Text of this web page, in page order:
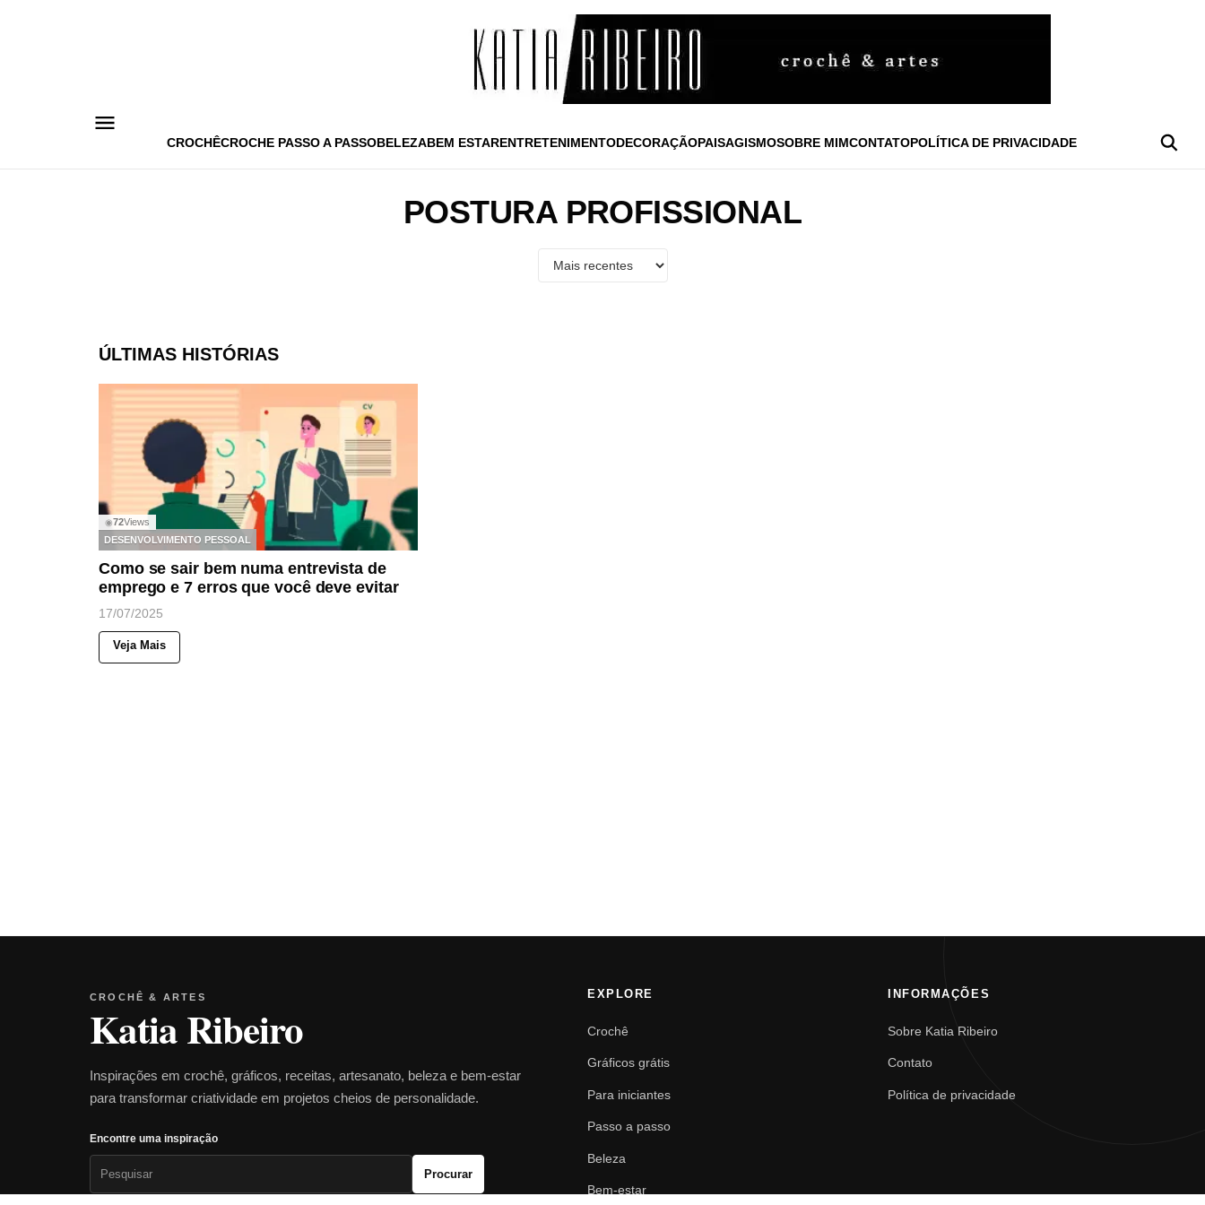
CROCHÊCROCHE PASSO A PASSOBELEZABEM ESTARENTRETENIMENTODECORAÇÃOPAISAGISMOSOBRE MIMCONTATOPOLÍTICA DE PRIVACIDADE
POSTURA PROFISSIONAL
ÚLTIMAS HISTÓRIAS
◉72Views
DESENVOLVIMENTO PESSOAL
Como se sair bem numa entrevista de
emprego e 7 erros que você deve evitar
17/07/2025
Veja Mais
CROCHÊ & ARTES
Katia Ribeiro
Inspirações em crochê, gráficos, receitas, artesanato, beleza e bem-estar
para transformar criatividade em projetos cheios de personalidade.
Encontre uma inspiração
Procurar
EXPLORE
Crochê
Gráficos grátis
Para iniciantes
Passo a passo
Beleza
Bem-estar
INFORMAÇÕES
Sobre Katia Ribeiro
Contato
Política de privacidade